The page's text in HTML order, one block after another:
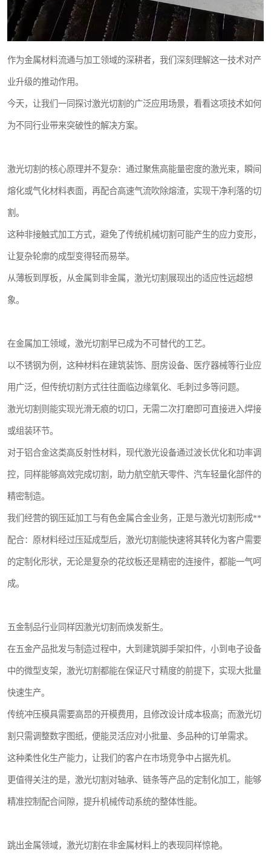
作为金属材料流通与加工领域的深耕者，我们深刻理解这一技术对产
业升级的推动作用。
今天，让我们一同探讨激光切割的广泛应用场景，看看这项技术如何
为不同行业带来突破性的解决方案。
激光切割的核心原理并不复杂：通过聚焦高能量密度的激光束，瞬间
熔化或气化材料表面，再配合高速气流吹除熔渣，实现干净利落的切
割。
这种非接触式加工方式，避免了传统机械切割可能产生的应力变形，
让复杂轮廓的成型变得轻而易举。
从薄板到厚板，从金属到非金属，激光切割展现出的适应性远超想
象。
在金属加工领域，激光切割早已成为不可替代的工艺。
以不锈钢为例，这种材料在建筑装饰、厨房设备、医疗器械等行业应
用广泛，但传统切割方式往往面临边缘氧化、毛刺过多等问题。
激光切割则能实现光滑无痕的切口，无需二次打磨即可直接进入焊接
或组装环节。
对于铝合金这类高反射性材料，现代激光设备通过波长优化和功率调
控，同样能够高效完成切割，助力航空航天零件、汽车轻量化部件的
精密制造。
我们经营的钢压延加工与有色金属合金业务，正是与激光切割形成**
配合：原材料经过压延成型后，激光切割能快速将其转化为客户需要
的定制化形状，无论是复杂的花纹板还是精密的连接件，都能一气呵
成。
五金制品行业同样因激光切割而焕发新生。
在五金产品批发与制造过程中，大到建筑脚手架扣件，小到电子设备
中的微型支架，激光切割都能在保证尺寸精度的前提下，实现大批量
快速生产。
传统冲压模具需要高昂的开模费用，且修改设计成本极高；而激光切
割只需调整数字图纸，便能灵活应对小批量、多品种的订单需求。
这种柔性化生产能力，让我们的客户在市场竞争中占据先机。
更值得关注的是，激光切割对轴承、链条等产品的定制化加工，能够
精准控制配合间隙，提升机械传动系统的整体性能。
跳出金属领域，激光切割在非金属材料上的表现同样惊艳。